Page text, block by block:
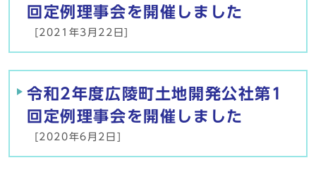
回定例理事会を開催しました
[2021年3月22日]
令和2年度広陵町土地開発公社第1
回定例理事会を開催しました
[2020年6月2日]